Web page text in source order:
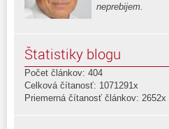
neprebijem.
Štatistiky blogu
Počet článkov: 404
Celková čítanosť: 1071291x
Priemerná čítanosť článkov: 2652x